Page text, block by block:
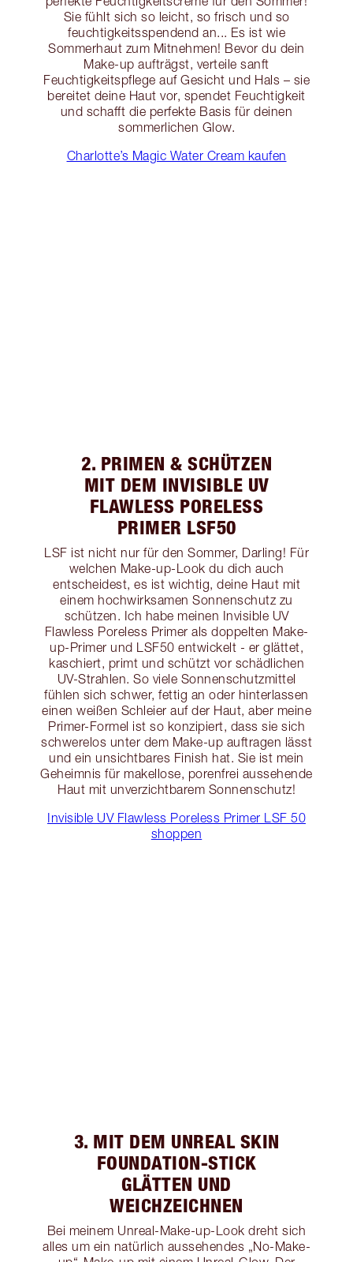
Sie fühlt sich so leicht, so frisch und so
feuchtigkeitsspendend an... Es ist wie
Sommerhaut zum Mitnehmen! Bevor du dein
Make-up aufträgst, verteile sanft
Feuchtigkeitspflege auf Gesicht und Hals – sie
bereitet deine Haut vor, spendet Feuchtigkeit
und schafft die perfekte Basis für deinen
sommerlichen Glow.
Charlotte’s Magic Water Cream kaufen
2. PRIMEN & SCHÜTZEN
MIT DEM INVISIBLE UV
FLAWLESS PORELESS
PRIMER LSF50
LSF ist nicht nur für den Sommer, Darling! Für
welchen Make-up-Look du dich auch
entscheidest, es ist wichtig, deine Haut mit
einem hochwirksamen Sonnenschutz zu
schützen. Ich habe meinen Invisible UV
Flawless Poreless Primer als doppelten Make-
up-Primer und LSF50 entwickelt - er glättet,
kaschiert, primt und schützt vor schädlichen
UV-Strahlen. So viele Sonnenschutzmittel
fühlen sich schwer, fettig an oder hinterlassen
einen weißen Schleier auf der Haut, aber meine
Primer-Formel ist so konzipiert, dass sie sich
schwerelos unter dem Make-up auftragen lässt
und ein unsichtbares Finish hat. Sie ist mein
Geheimnis für makellose, porenfrei aussehende
Haut mit unverzichtbarem Sonnenschutz!
Invisible UV Flawless Poreless Primer LSF 50
shoppen
3. MIT DEM UNREAL SKIN
FOUNDATION-STICK
GLÄTTEN UND
WEICHZEICHNEN
Bei meinem Unreal-Make-up-Look dreht sich
alles um ein natürlich aussehendes „No-Make-